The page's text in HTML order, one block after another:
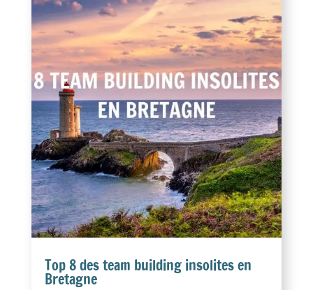
Top 8 des team building insolites en
Bretagne